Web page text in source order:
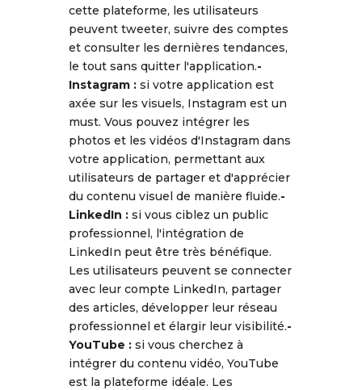
cette plateforme, les utilisateurs
peuvent tweeter, suivre des comptes
et consulter les dernières tendances,
le tout sans quitter l'application.-
Instagram : si votre application est
axée sur les visuels, Instagram est un
must. Vous pouvez intégrer les
photos et les vidéos d'Instagram dans
votre application, permettant aux
utilisateurs de partager et d'apprécier
du contenu visuel de manière fluide.-
LinkedIn : si vous ciblez un public
professionnel, l'intégration de
LinkedIn peut être très bénéfique.
Les utilisateurs peuvent se connecter
avec leur compte LinkedIn, partager
des articles, développer leur réseau
professionnel et élargir leur visibilité.-
YouTube : si vous cherchez à
intégrer du contenu vidéo, YouTube
est la plateforme idéale. Les